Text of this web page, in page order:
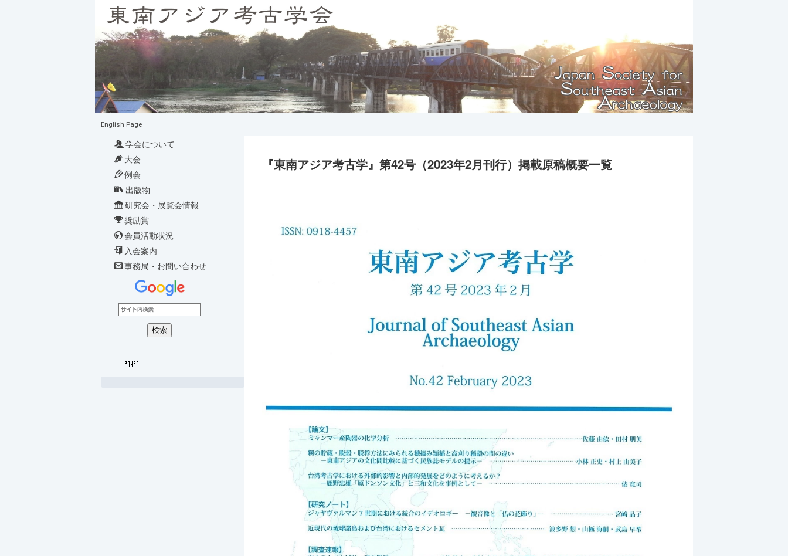
English Page
『東南アジア考古学』第42号（2023年2月刊行）掲載原稿概要一覧
学会について
大会
例会
出版物
研究会・展覧会情報
奨励賞
会員活動状況
入会案内
事務局・お問い合わせ